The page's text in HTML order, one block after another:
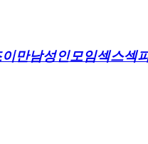
만남성인모임섹스섹